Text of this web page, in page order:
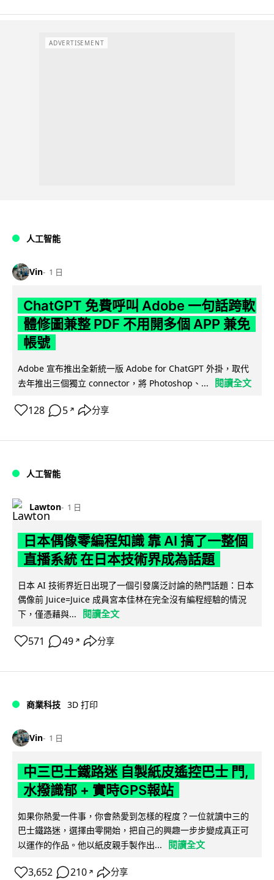
ADVERTISEMENT
人工智能
Vin 1 日
ChatGPT 免費呼叫 Adobe 一句話跨軟
體修圖兼整 PDF 不用開多個 APP 兼免
帳號
Adobe 宣布推出全新統一版 Adobe for ChatGPT 外掛，取代
去年推出三個獨立 connector，將 Photoshop、...
閱讀全文
128 5 ↗ 分享
人工智能
Lawton 1 日
日本偶像零編程知識 靠 AI 搞了一整個
直播系統 在日本技術界成為話題
日本 AI 技術界近日出現了一個引發廣泛討論的熱門話題：日本
偶像前 Juice=Juice 成員宮本佳林在完全沒有編程經驗的情況
下，僅憑藉與...
閱讀全文
571 49 ↗ 分享
商業科技 3D 打印
Vin 1 日
中三巴士鐵路迷 自製紙皮遙控巴士 門,
水撥識郁 + 實時GPS報站
如果你熱愛一件事，你會熱愛到怎樣的程度？一位就讀中三的
巴士鐵路迷，選擇由零開始，把自己的興趣一步步變成真正可
以運作的作品。他以紙皮親手製作出...
閱讀全文
3,652 210 ↗ 分享